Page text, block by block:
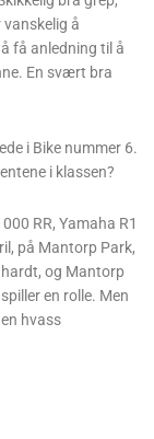
å
få anledning til å
En svært bra
i Bike nummer 6.
i klassen?
RR, Yamaha R1
på Mantorp Park,
og Mantorp
en rolle. Men
hvass